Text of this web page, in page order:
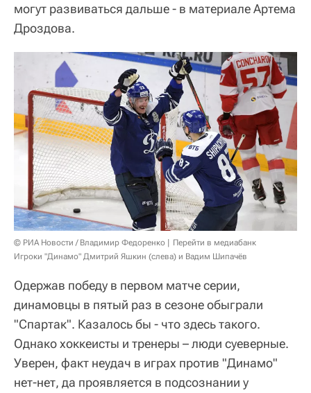
могут развиваться дальше - в материале Артема
Дроздова.
© РИА Новости / Владимир Федоренко
Перейти в медиабанк
Игроки "Динамо" Дмитрий Яшкин (слева) и Вадим Шипачёв
Одержав победу в первом матче серии,
динамовцы в пятый раз в сезоне обыграли
"Спартак". Казалось бы - что здесь такого.
Однако хоккеисты и тренеры – люди суеверные.
Уверен, факт неудач в играх против "Динамо"
нет-нет, да проявляется в подсознании у